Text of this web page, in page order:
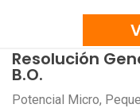
Resolución
B.O.
Potencial Micro,